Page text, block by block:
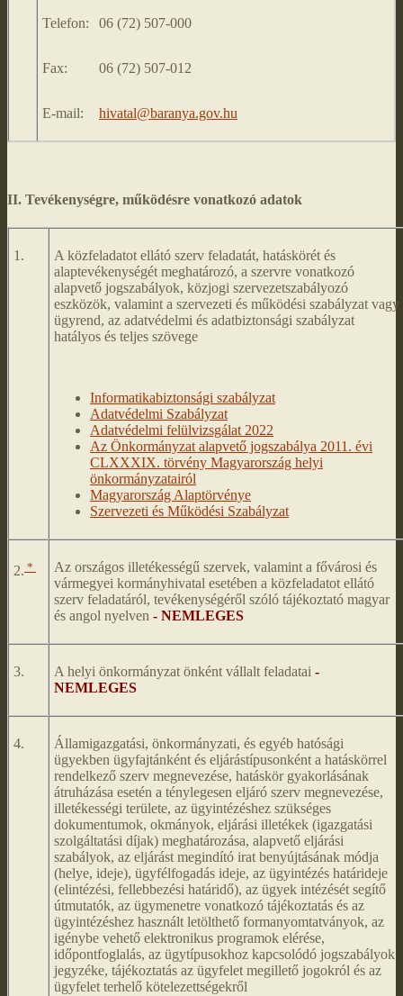
Telefon: 06 (72) 507-000
Fax: 06 (72) 507-012
E-mail: hivatal@baranya.gov.hu
II. Tevékenységre, működésre vonatkozó adatok
1.
A közfeladatot ellátó szerv feladatát, hatáskörét és
alaptevékenységét meghatározó, a szervre vonatkozó
alapvető jogszabályok, közjogi szervezetszabályozó
eszközök, valamint a szervezeti és működési szabályzat vagy
ügyrend, az adatvédelmi és adatbiztonsági szabályzat
hatályos és teljes szövege
Informatikabiztonsági szabályzat
Adatvédelmi Szabályzat
Adatvédelmi felülvizsgálat 2022
Az Önkormányzat alapvető jogszabálya 2011. évi
CLXXXIX. törvény Magyarország helyi
önkormányzatairól
Magyarország Alaptörvénye
Szervezeti és Működési Szabályzat
2. *
Az országos illetékességű szervek, valamint a fővárosi és
vármegyei kormányhivatal esetében a közfeladatot ellátó
szerv feladatáról, tevékenységéről szóló tájékoztató magyar
és angol nyelven - NEMLEGES
3. A helyi önkormányzat önként vállalt feladatai -
NEMLEGES
4.
Államigazgatási, önkormányzati, és egyéb hatósági
ügyekben ügyfajtánként és eljárástípusonként a hatáskörrel
rendelkező szerv megnevezése, hatáskör gyakorlásának
átruházása esetén a ténylegesen eljáró szerv megnevezése,
illetékességi területe, az ügyintézéshez szükséges
dokumentumok, okmányok, eljárási illetékek (igazgatási
szolgáltatási díjak) meghatározása, alapvető eljárási
szabályok, az eljárást megindító irat benyújtásának módja
(helye, ideje), ügyfélfogadás ideje, az ügyintézés határideje
(elintézési, fellebbezési határidő), az ügyek intézését segítő
útmutatók, az ügymenetre vonatkozó tájékoztatás és az
ügyintézéshez használt letölthető formanyomtatványok, az
igénybe vehető elektronikus programok elérése,
időpontfoglalás, az ügytípusokhoz kapcsolódó jogszabályok
jegyzéke, tájékoztatás az ügyfelet megillető jogokról és az
ügyfelet terhelő kötelezettségekről